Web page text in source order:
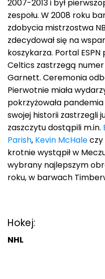
2007-2013 i był
zespołu. W 2008 roku
zdobycia mistrzostwa
zdecydował się na
koszykarza. Portal
Celtics zastrzegą numer
Garnett. Ceremonia
Pierwotnie miała
pokrzyżowała
swojej historii zastrzegli
zaszczytu dostąpili m.in.
Parish, Kevin McHaleczy
krotnie wystąpił w
wybrany najlepszym
roku, w barwach
Hokej:
NHL